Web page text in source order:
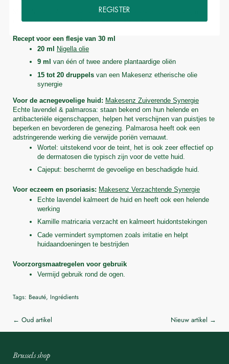
Meng Nigella olie, alleen of met een andere plantaardige olie, met
een van onze synergieën van essentiële oliën.
Recept voor een flesje van 30 ml
20 ml
Nigella olie
9 ml van één of twee andere plantaardige oliën
15 tot 20 druppels van een Makesenz etherische olie
synergie
Voor de acnegevoelige huid: Makesenz Zuiverende Synergie
Echte lavendel & palmarosa: staan bekend om hun helende en
antibacteriële eigenschappen, helpen het verschijnen van puistjes te
beperken en bevorderen de genezing. Palmarosa heeft ook een
adstringerende werking die verwijde poriën vernauwt.
Wortel: uitstekend voor de teint, het is ook zeer effectief op
de dermatosen die typisch zijn voor de vette huid.
Cajeput: beschermt de gevoelige en beschadigde huid.
Voor eczeem en psoriasis: Makesenz Verzachtende Synergie
Echte lavendel kalmeert de huid en heeft ook een helende
werking
Kamille matricaria verzacht en kalmeert huidontstekingen
Cade vermindert symptomen zoals irritatie en helpt
huidaandoeningen te bestrijden
Voorzorgsmaatregelen voor gebruik
Vermijd gebruik rond de ogen.
Tags: Beauté, Ingrédients
← Oud artikel Nieuw artikel →
Brussels shop
REGISTER